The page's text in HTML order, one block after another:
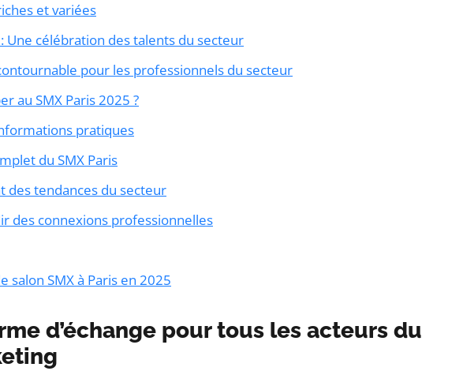
et variées
Une célébration des talents du secteur
pour les professionnels du secteur
au SMX Paris 2025 ?
pratiques
du SMX Paris
des tendances du secteur
des connexions professionnelles
salon SMX à Paris en 2025
d’échange pour tous les acteurs du